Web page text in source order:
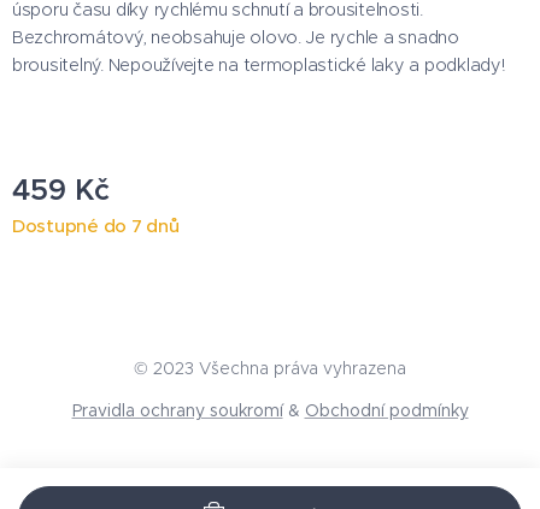
úsporu času díky rychlému schnutí a brousitelnosti.
Bezchromátový, neobsahuje olovo. Je rychle a snadno
brousitelný. Nepoužívejte na termoplastické laky a podklady!
459 Kč
Dostupné do 7 dnů
© 2023 Všechna práva vyhrazena
Pravidla ochrany soukromí& Obchodní podmínky